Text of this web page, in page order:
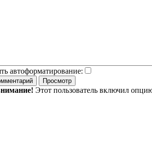
автоформатирование:
Этот пользователь включил